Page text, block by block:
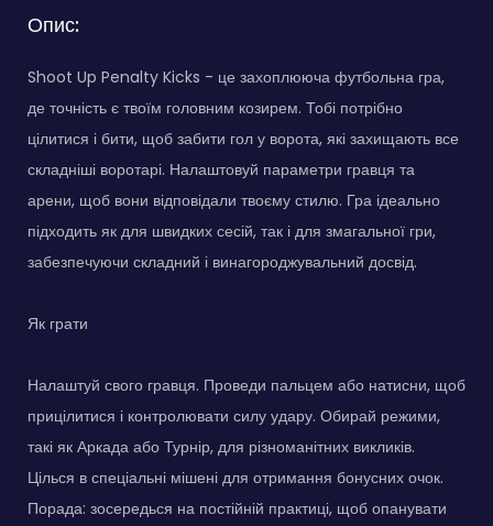
Опис:
Shoot Up Penalty Kicks - це захоплююча футбольна гра,
де точність є твоїм головним козирем. Тобі потрібно
цілитися і бити, щоб забити гол у ворота, які захищають все
складніші воротарі. Налаштовуй параметри гравця та
арени, щоб вони відповідали твоєму стилю. Гра ідеально
підходить як для швидких сесій, так і для змагальної гри,
забезпечуючи складний і винагороджувальний досвід.
Як грати
Налаштуй свого гравця. Проведи пальцем або натисни, щоб
прицілитися і контролювати силу удару. Обирай режими,
такі як Аркада або Турнір, для різноманітних викликів.
Цілься в спеціальні мішені для отримання бонусних очок.
Порада: зосередься на постійній практиці, щоб опанувати